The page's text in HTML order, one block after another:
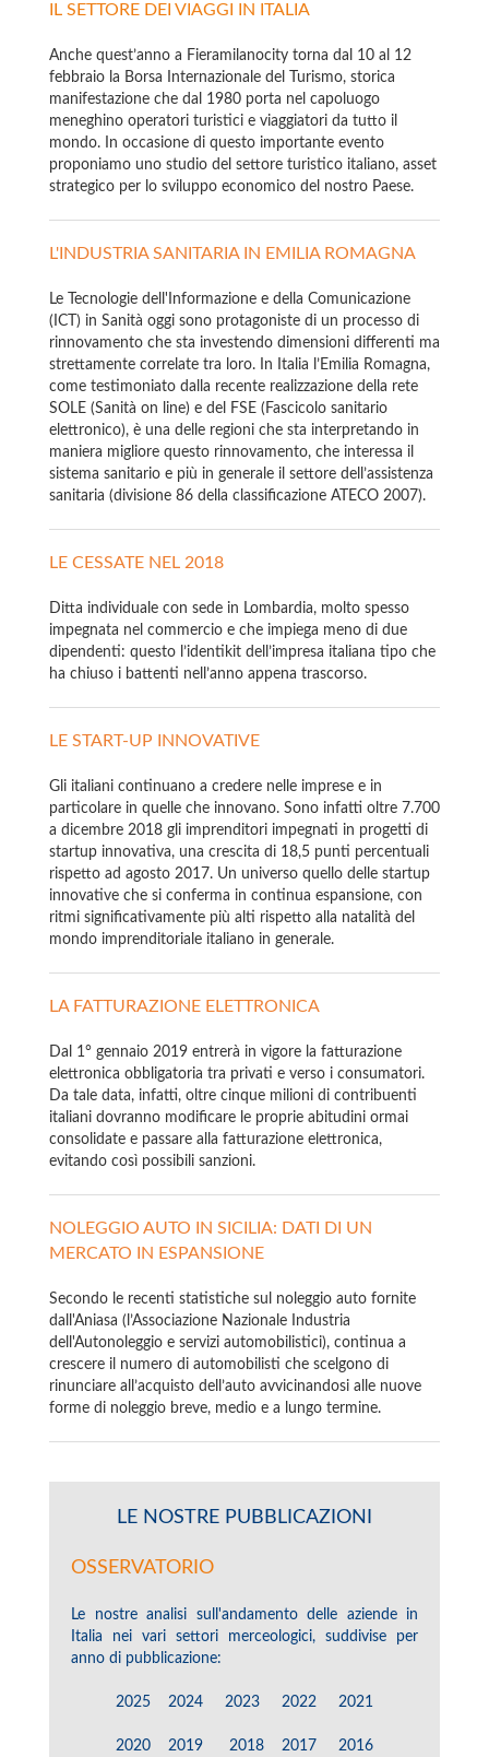
IL SETTORE DEI VIAGGI IN ITALIA
Anche quest’anno a Fieramilanocity torna dal 10 al 12
febbraio la Borsa Internazionale del Turismo, storica
manifestazione che dal 1980 porta nel capoluogo
meneghino operatori turistici e viaggiatori da tutto il
mondo. In occasione di questo importante evento
proponiamo uno studio del settore turistico italiano, asset
strategico per lo sviluppo economico del nostro Paese.
L'INDUSTRIA SANITARIA IN EMILIA ROMAGNA
Le Tecnologie dell'Informazione e della Comunicazione
(ICT) in Sanità oggi sono protagoniste di un processo di
rinnovamento che sta investendo dimensioni differenti ma
strettamente correlate tra loro. In Italia l’Emilia Romagna,
come testimoniato dalla recente realizzazione della rete
SOLE (Sanità on line) e del FSE (Fascicolo sanitario
elettronico), è una delle regioni che sta interpretando in
maniera migliore questo rinnovamento, che interessa il
sistema sanitario e più in generale il settore dell’assistenza
sanitaria (divisione 86 della classificazione ATECO 2007).
LE CESSATE NEL 2018
Ditta individuale con sede in Lombardia, molto spesso
impegnata nel commercio e che impiega meno di due
dipendenti: questo l’identikit dell’impresa italiana tipo che
ha chiuso i battenti nell’anno appena trascorso.
LE START-UP INNOVATIVE
Gli italiani continuano a credere nelle imprese e in
particolare in quelle che innovano. Sono infatti oltre 7.700
a dicembre 2018 gli imprenditori impegnati in progetti di
startup innovativa, una crescita di 18,5 punti percentuali
rispetto ad agosto 2017. Un universo quello delle startup
innovative che si conferma in continua espansione, con
ritmi significativamente più alti rispetto alla natalità del
mondo imprenditoriale italiano in generale.
LA FATTURAZIONE ELETTRONICA
Dal 1° gennaio 2019 entrerà in vigore la fatturazione
elettronica obbligatoria tra privati e verso i consumatori.
Da tale data, infatti, oltre cinque milioni di contribuenti
italiani dovranno modificare le proprie abitudini ormai
consolidate e passare alla fatturazione elettronica,
evitando così possibili sanzioni.
NOLEGGIO AUTO IN SICILIA: DATI DI UN
MERCATO IN ESPANSIONE
Secondo le recenti statistiche sul noleggio auto fornite
dall'Aniasa (l’Associazione Nazionale Industria
dell'Autonoleggio e servizi automobilistici), continua a
crescere il numero di automobilisti che scelgono di
rinunciare all’acquisto dell’auto avvicinandosi alle nuove
forme di noleggio breve, medio e a lungo termine.
LE NOSTRE PUBBLICAZIONI
OSSERVATORIO
Le nostre analisi sull'andamento delle aziende in
Italia nei vari settori merceologici, suddivise per
anno di pubblicazione:
2025 2024 2023 2022 2021
2020 2019 2018 2017 2016